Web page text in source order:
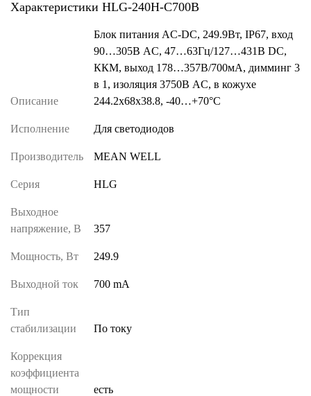
Характеристики HLG-240H-C700B
Описание
Блок питания AC-DC, 249.9Вт, IP67, вход
90…305В AC, 47…63Гц/127…431В DC,
ККМ, выход 178…357В/700мА, димминг 3
в 1, изоляция 3750В AC, в кожухе
244.2х68х38.8, -40…+70°С
Исполнение Для светодиодов
Производитель MEAN WELL
Серия HLG
Выходное
напряжение, В
357
Мощность, Вт 249.9
Выходной ток 700 mA
Тип
стабилизации
По току
Коррекция
коэффициента
мощности
есть